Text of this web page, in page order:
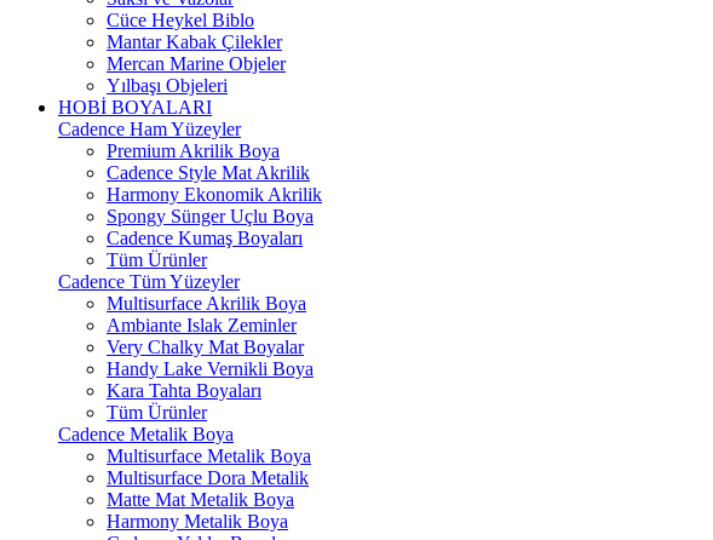
Cüce Heykel Biblo
Mantar Kabak Çilekler
Mercan Marine Objeler
Yılbaşı Objeleri
HOBİ BOYALARI
Cadence Ham Yüzeyler
Premium Akrilik Boya
Cadence Style Mat Akrilik
Harmony Ekonomik Akrilik
Spongy Sünger Uçlu Boya
Cadence Kumaş Boyaları
Tüm Ürünler
Cadence Tüm Yüzeyler
Multisurface Akrilik Boya
Ambiante Islak Zeminler
Very Chalky Mat Boyalar
Handy Lake Vernikli Boya
Kara Tahta Boyaları
Tüm Ürünler
Cadence Metalik Boya
Multisurface Metalik Boya
Multisurface Dora Metalik
Matte Mat Metalik Boya
Harmony Metalik Boya